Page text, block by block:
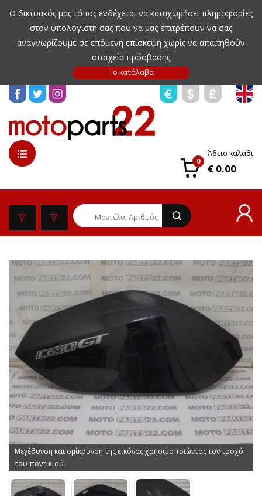
Ο δικτυακός μας τόπος ενδέχεται να καταχωρήσει πληροφορίες
στον υπολογιστή σας που να μας επιτρέπουν να σας
αναγνωρίζουμε σε επόμενη επίσκεψη χωρίς να απαιτηθούν
στοιχεία πρόσβασης
0
Άδειο καλάθι
€ 0.00
Μεγέθυνση και σμίκρυνση της εικόνας χρησιμοποιώντας τον τροχό
του ποντικιού